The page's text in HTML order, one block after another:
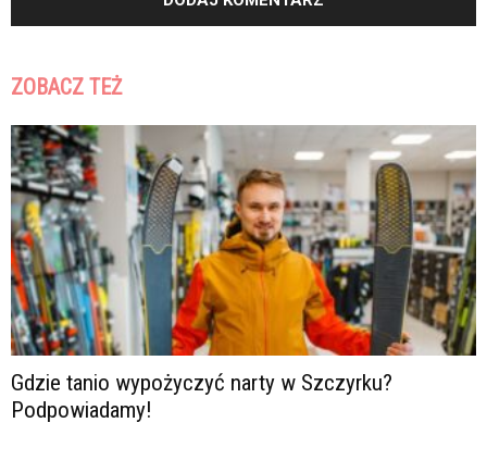
ZOBACZ TEŻ
Gdzie tanio wypożyczyć narty w Szczyrku?
Podpowiadamy!